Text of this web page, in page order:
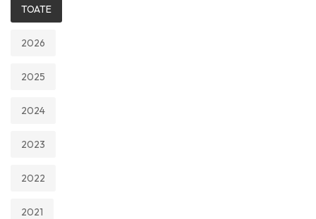
TOATE
2026
2025
2024
2023
2022
2021